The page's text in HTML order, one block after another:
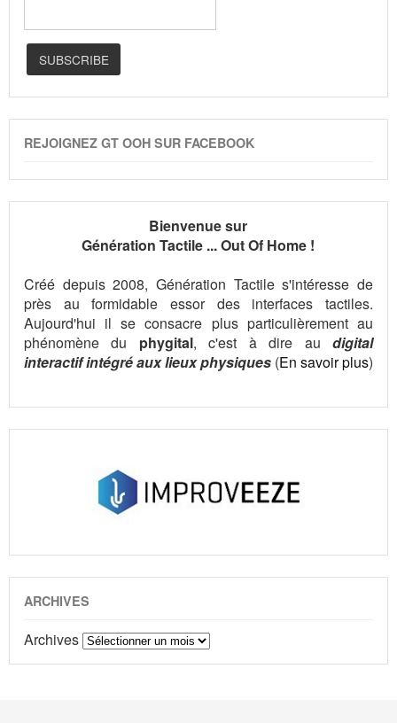
REJOIGNEZ GT OOH SUR FACEBOOK
Bienvenue sur
Génération Tactile ... Out Of Home !
Créé depuis 2008, Génération Tactile s'intéresse de
près au formidable essor des interfaces tactiles.
Aujourd'hui il se consacre plus particulièrement au
phénomène du phygital, c'est à dire audigital
interactif intégré aux lieux physiques (En savoir plus)
ARCHIVES
Archives